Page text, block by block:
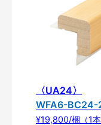
〈UA24〉
WFA6-BC24-
¥19,800/梱（1本